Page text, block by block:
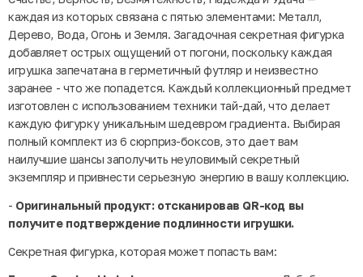
каждая из которых связана с пятью элементами: Металл,
Дерево, Вода, Огонь и Земля. Загадочная секретная фигурка
добавляет острых ощущений от погони, поскольку каждая
игрушка запечатана в герметичный футляр и неизвестно
заранее - что же попадется. Каждый коллекционный предмет
изготовлен с использованием техники тай-дай, что делает
каждую фигурку уникальным шедевром градиента. Выбирая
полный комплект из 6 сюрприз-боксов, это дает вам
наилучшие шансы заполучить неуловимый секретный
экземпляр и привнести серьезную энергию в вашу коллекцию.
- Оригинальный продукт: отсканировав QR-код вы
получите подтверждение подлинности игрушки.
Секретная фигурка, которая может попасть вам: